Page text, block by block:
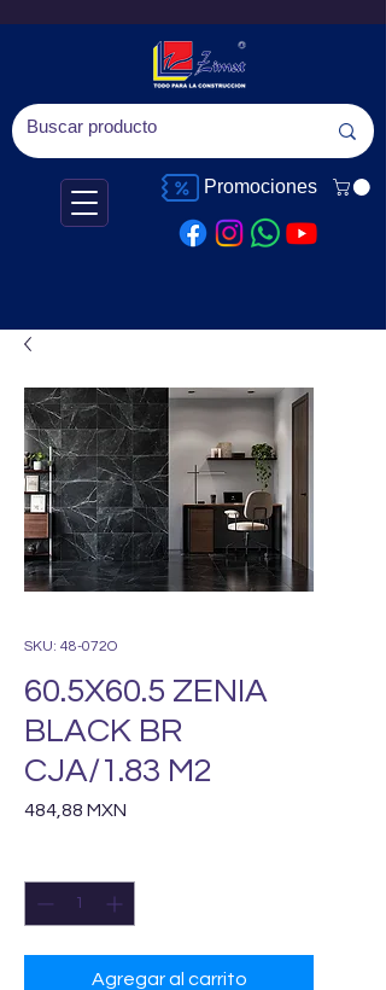
Promociones
SKU: 48-072O
60.5X60.5 ZENIA
BLACK BR
CJA/1.83 M2
484,88 MXN
Agregar al carrito